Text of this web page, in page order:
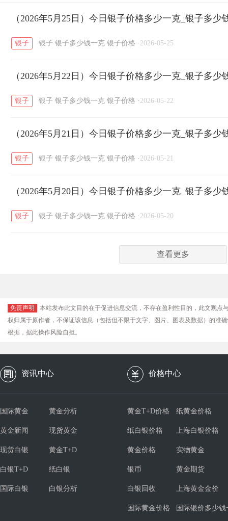
开国纪念币 大清银币 / 长城币 / 老
菜百 周生生 周大生
六福 / 金至尊 潮宏基 / 亚一金店 /
（2026年5月25日）今日银子价格多少一克_银子多少
银子 银子 银子多少钱一克 银子价格 · 2026-05-25
（2026年5月22日）今日银子价格多少一克_银子多少
银子 银子 银子多少钱一克 银子价格 · 2026-05-22
（2026年5月21日）今日银子价格多少一克_银子多少
银子 银子 银子多少钱一克 银子价格 · 2026-05-21
（2026年5月20日）今日银子价格多少一克_银子多少
银子 银子 银子多少钱一克 银子价格 · 2026-05-20
查看更多
免责声明
本站发布此文目的在于促进信息交流，不存在盈利性目的，此文观
权归属于原作者，不保证该信息（包括但不限于文字、图片、图表及数据）的准
根据，据此操作风险自担。
资讯中心 价格中心
国际黄金 黄金分析
黄金新闻 现货黄金
现货白银 黄金T+D
白银T+D 纸白银
国际白银 白银分析
黄金T+D价格 纸黄金价格
纸白银价格 上海白银价格
黄金价格 实物黄金
银币 黄金期货
白银回收 上海黄金金价
国际黄金价格 国际银价多少钱